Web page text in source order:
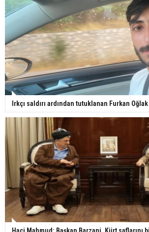
Irkçı saldırı ardından tutuklanan Furkan